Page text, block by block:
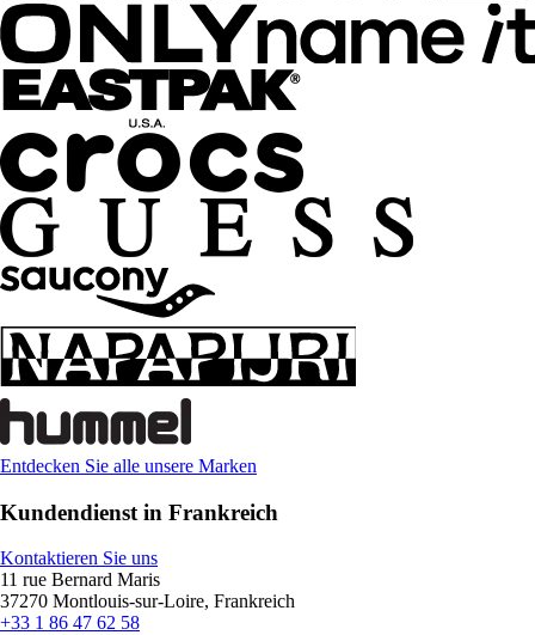
Entdecken Sie alle unsere Marken
Kundendienst in Frankreich
Kontaktieren Sie uns
11 rue Bernard Maris
37270 Montlouis-sur-Loire, Frankreich
+33 1 86 47 62 58